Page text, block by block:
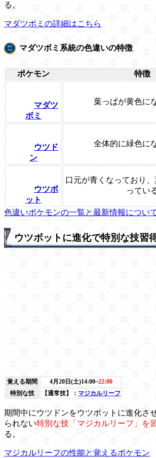
る。
マダツボミの詳細はこちら
マダツボミ系統の色違いの特徴
ポケモン 特徴
マダツ
ボミ
葉っぱが黄色に
ウツド
ン
全体的に緑色に
ウツボ
ット
口元が青くなっており
ってい
色違いポケモンの一覧と最新情報につい
ウツボットに進化で特別な技習
覚える期間 4月20日(土)14:00~22:00
特別な技
【通常技】： マジカルリーフ
期間中にウツドンをウツボットに進化さ
られない特別な技「マジカルリーフ」を
る。
マジカルリーフの性能と覚えるポケモン